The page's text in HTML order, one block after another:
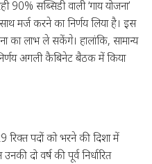
सब्सिडी वाली ‘गाय योजना’
मर्ज करने का निर्णय लिया है। इस
का लाभ ले सकेंगे। हालांकि, सामान्य
अगली कैबिनेट बैठक में किया
रिक्त पदों को भरने की दिशा में
दो वर्ष की पूर्व निर्धारित